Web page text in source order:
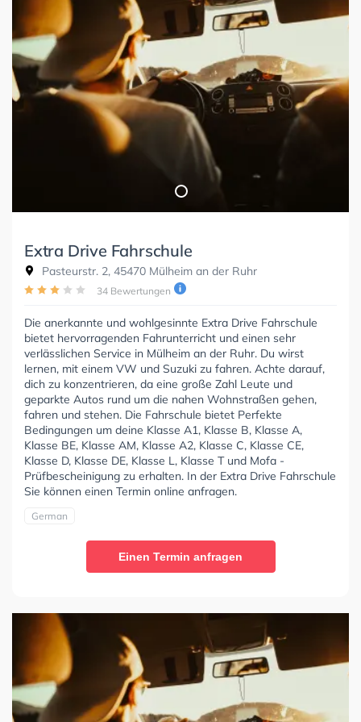
Extra Drive Fahrschule
Pasteurstr. 2, 45470 Mülheim an der Ruhr
34 Bewertungen
Die anerkannte und wohlgesinnte Extra Drive Fahrschule
bietet hervorragenden Fahrunterricht und einen sehr
verlässlichen Service in Mülheim an der Ruhr. Du wirst
lernen, mit einem VW und Suzuki zu fahren. Achte darauf,
dich zu konzentrieren, da eine große Zahl Leute und
geparkte Autos rund um die nahen Wohnstraßen gehen,
fahren und stehen. Die Fahrschule bietet Perfekte
Bedingungen um deine Klasse A1, Klasse B, Klasse A,
Klasse BE, Klasse AM, Klasse A2, Klasse C, Klasse CE,
Klasse D, Klasse DE, Klasse L, Klasse T und Mofa -
Prüfbescheinigung zu erhalten. In der Extra Drive Fahrschule
Sie können einen Termin online anfragen.
German
Einen Termin anfragen